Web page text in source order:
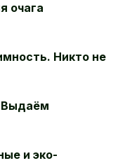
очага
Никто не
Выдаём
и эко-